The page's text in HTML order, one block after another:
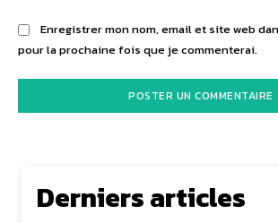
Enregistrer mon nom, email et site web
pour la prochaine fois que je commenterai.
Derniers articles